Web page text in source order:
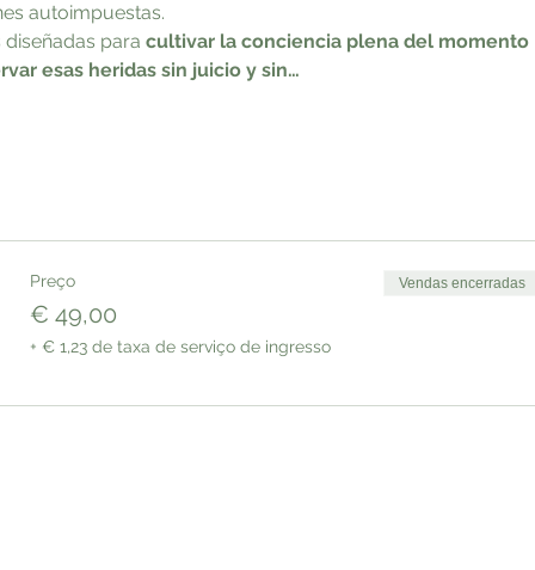
autoimpuestas.
para cultivar la conciencia plena del momento
esas heridas sin juicio y sin…
Preço
€ 49,00
+ € 1,23 de taxa de serviço de ingresso
Vendas encerradas